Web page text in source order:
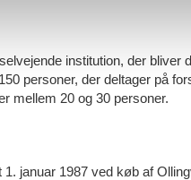
institution, der bliver
personer, der deltager på
mellem 20 og 30 personer.
januar 1987 ved køb af